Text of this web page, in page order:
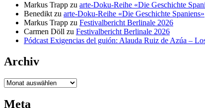
Markus Trapp zu arte-Doku-Reihe «Die Geschichte
Benedikt zu arte-Doku-Reihe «Die Geschichte Spaniens»
Markus Trapp zu Festivalbericht Berlinale 2026
Carmen Döll zu Festivalbericht Berlinale 2026
Pódcast Exigencias del guión: Alauda Ruiz de Azúa –
Archiv
Archiv
Meta